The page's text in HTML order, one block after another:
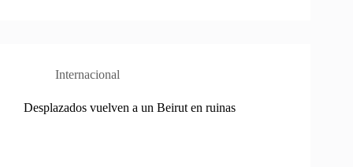
Internacional
Desplazados vuelven a un Beirut en ruinas